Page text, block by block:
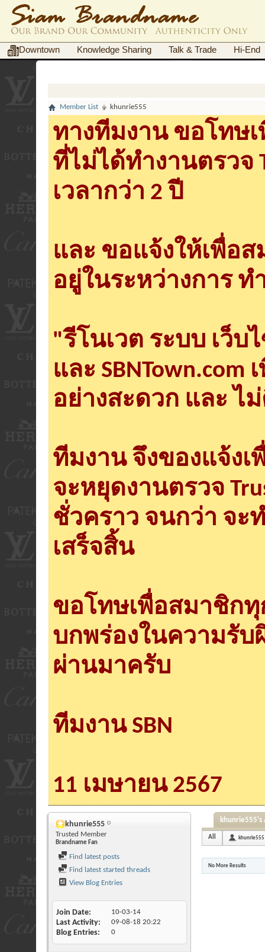
Downtown Knowledge Sharing Talk & Trade Hi-End
Member List khunrie555
ทางทีมงาน ขอโทษ
ที่ไม่ได้ทำงานตรวจ
เวลากว่า 2 ปี
และ ขอแจ้งให้เพื่อ
อยู่ในระหว่างการ ท
"รีโนเวต ระบบ เว็บ
และ
อย่างสะดวก และ ไ
ทีมงาน จึงของแจ้ง
จะหยุดงานตรวจ
ชั่วคราว จนกว่า จะ
เสร็จสิ้น
ขอโทษเพื่อสมาชิก
บกพร่องในความรั
ผ่านมาครับ
ทีมงาน SBN
11 เมษายน 2567
khunrie555
Trusted Member
Brandname Fan
Find latest posts
Find latest started threads
View Blog Entries
Join Date 10-03-14
Last Activity 09-08-18 20:22
Blog Entries 0
khunrie555's
All khunrie555
No More Results